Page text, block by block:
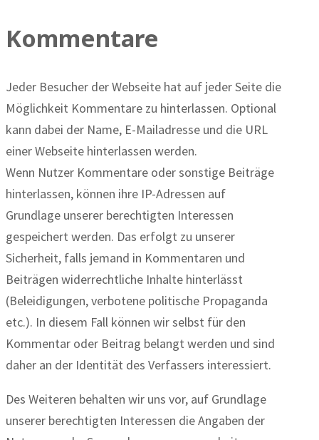
Kommentare
Jeder Besucher der Webseite hat auf jeder Seite die
Möglichkeit Kommentare zu hinterlassen. Optional
kann dabei der Name, E-Mailadresse und die URL
einer Webseite hinterlassen werden.
Wenn Nutzer Kommentare oder sonstige Beiträge
hinterlassen, können ihre IP-Adressen auf
Grundlage unserer berechtigten Interessen
gespeichert werden. Das erfolgt zu unserer
Sicherheit, falls jemand in Kommentaren und
Beiträgen widerrechtliche Inhalte hinterlässt
(Beleidigungen, verbotene politische Propaganda
etc.). In diesem Fall können wir selbst für den
Kommentar oder Beitrag belangt werden und sind
daher an der Identität des Verfassers interessiert.
Des Weiteren behalten wir uns vor, auf Grundlage
unserer berechtigten Interessen die Angaben der